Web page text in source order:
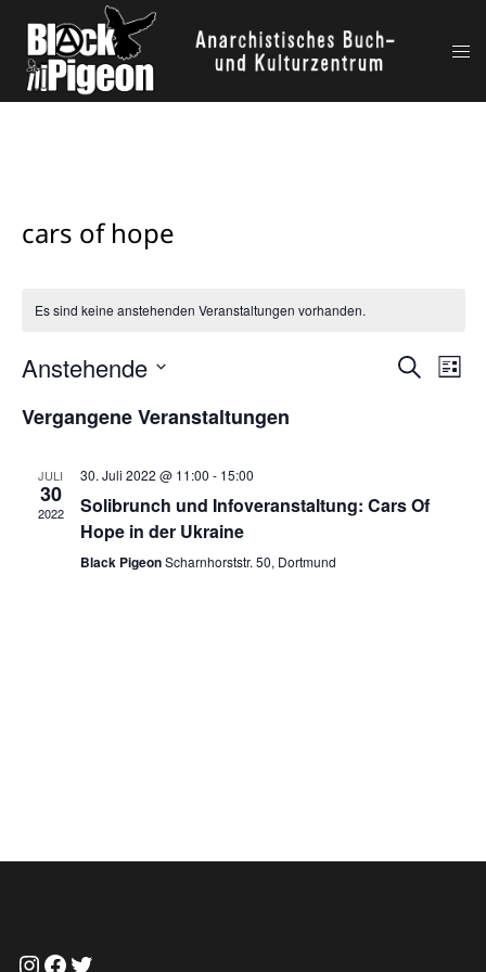
Inhalt
springen
cars of hope
Es sind keine anstehenden Veranstaltungen vorhanden.
SUCHELISTE
Anstehende
wählen.
Vergangene Veranstaltungen
JULI
30
2022
30. Juli 2022 @ 11:00 - 15:00
Solibrunch und Infoveranstaltung: Cars Of
Hope in der Ukraine
Black PigeonScharnhorststr. 50, Dortmund
Instagram
Facebook
Twitter